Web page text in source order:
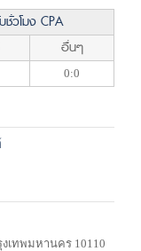
ชั่วโมง CPA
อื่นๆ
0:0
เทพมหานคร 10110